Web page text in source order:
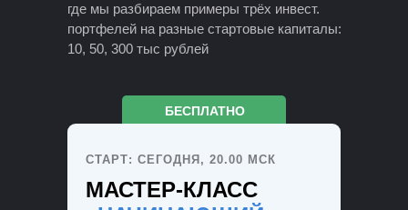
где мы разбираем примеры трёх инвест.
портфелей на разные стартовые капиталы:
10, 50, 300 тыс рублей
БЕСПЛАТНО
СТАРТ: СЕГОДНЯ, 20.00 МСК
МАСТЕР-КЛАСС